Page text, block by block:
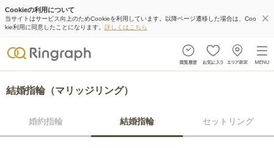
Cookieの利用について
当サイトはサービス向上のためCookieを利用しています。以降ページ遷移した場合は、Coo
kie利用に同意したことになります。 詳しくはこちら
結婚指輪（マリッジリング）
婚約指輪 結婚指輪 セットリング